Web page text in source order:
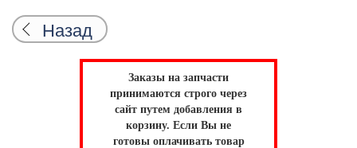
Назад
Заказы на запчасти
принимаются строго через
сайт путем добавления в
корзину. Если Вы не
готовы оплачивать товар